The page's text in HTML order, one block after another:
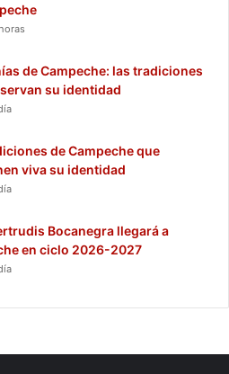
de Campeche: las tradiciones
su identidad
de Campeche que
viva su identidad
Bocanegra llegará a
en ciclo 2026-2027